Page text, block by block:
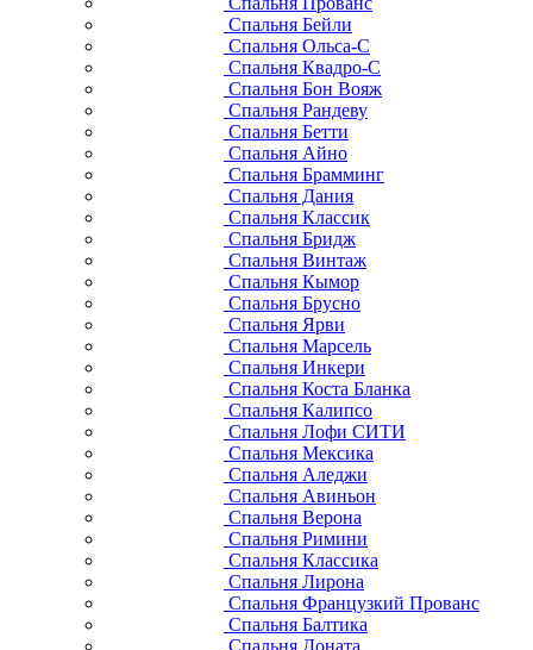
Спальня Бейли
Спальня Ольса-С
Спальня Квадро-С
Спальня Бон Вояж
Спальня Рандеву
Спальня Бетти
Спальня Айно
Спальня Брамминг
Спальня Дания
Спальня Классик
Спальня Бридж
Спальня Винтаж
Спальня Кымор
Спальня Брусно
Спальня Ярви
Спальня Марсель
Спальня Инкери
Спальня Коста Бланка
Спальня Калипсо
Спальня Лофи СИТИ
Спальня Мексика
Спальня Аледжи
Спальня Авиньон
Спальня Верона
Спальня Римини
Спальня Классика
Спальня Лирона
Спальня Французкий Прованс
Спальня Балтика
Спальня Доната